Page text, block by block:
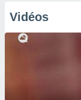
Vidéos